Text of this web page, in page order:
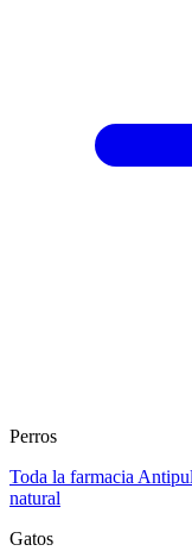
Perros
Toda la farmacia
natural
Gatos